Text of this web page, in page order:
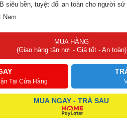
siêu bền, tuyệt đối an toàn cho người sử
Nam
MUA HÀNG
(Giao hàng tận nơi - Giá tốt - An toàn)
Tại Cửa Hàng
MUA NGAY - TRẢ SAU